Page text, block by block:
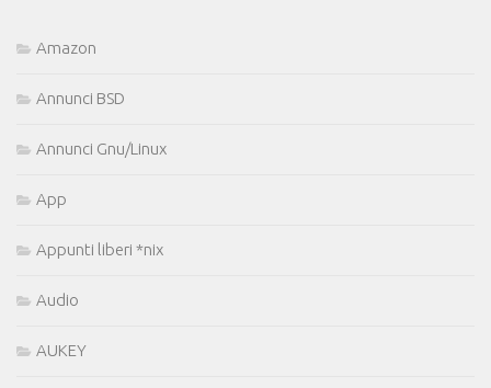
Amazon
Annunci BSD
Annunci Gnu/Linux
App
Appunti liberi *nix
Audio
AUKEY